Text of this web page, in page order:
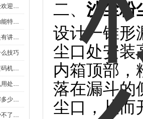
包装耐压试验机为何如此受欢迎呢？
高温充氮烤箱具有怎样的功能特点呢？
紫外激光打标机的选用也是有讲究的
技巧
这还是你熟悉的光纤激光喷码机吗？
紫外激光打标机具体有什么用处呢？
对于金属激光打标机你了解多少呢？
光纤激光切割机的使用可少不了以下步骤
二、 沙尘粉
设计一锥形
尘口处安装
内箱顶部，
落在漏斗的
尘口，从而